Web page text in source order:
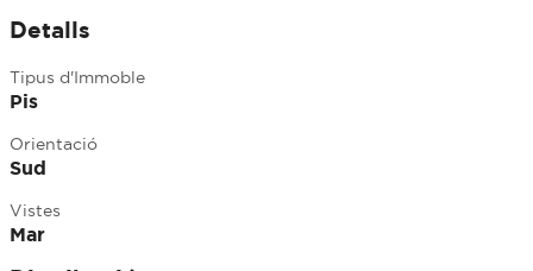
Detalls
Tipus d'Immoble
Pis
Orientació
Sud
Vistes
Mar